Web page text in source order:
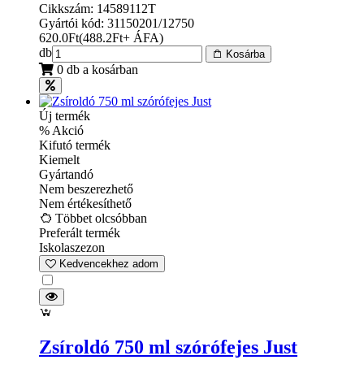
Cikkszám: 14589112T
Gyártói kód: 31150201/12750
620.0Ft(488.2Ft+ ÁFA)
db
Kosárba
0 db a kosárban
Új termék
% Akció
Kifutó termék
Kiemelt
Gyártandó
Nem beszerezhető
Nem értékesíthető
Többet olcsóbban
Preferált termék
Iskolaszezon
Kedvencekhez adom
Zsíroldó 750 ml szórófejes Just